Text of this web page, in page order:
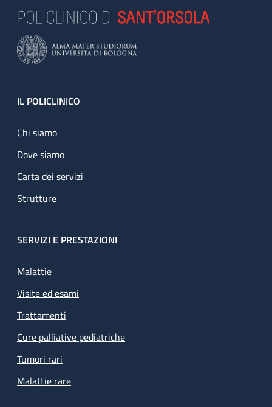
Footer
IL POLICLINICO
Chi siamo
Dove siamo
Carta dei servizi
Strutture
SERVIZI E PRESTAZIONI
Malattie
Visite ed esami
Trattamenti
Cure palliative pediatriche
Tumori rari
Malattie rare